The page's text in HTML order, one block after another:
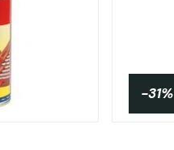
-31%